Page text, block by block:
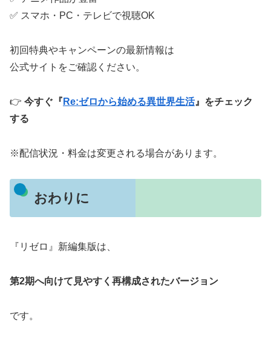
✅ スマホ・PC・テレビで視聴OK
初回特典やキャンペーンの最新情報は
公式サイトをご確認ください。
👉 今すぐ『 Re:ゼロから始める異世界生活』をチェック
する
※配信状況・料金は変更される場合があります。
おわりに
『リゼロ』新編集版は、
第2期へ向けて見やすく再構成されたバージョン
です。